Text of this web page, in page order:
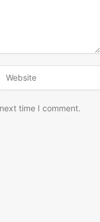
time I comment.